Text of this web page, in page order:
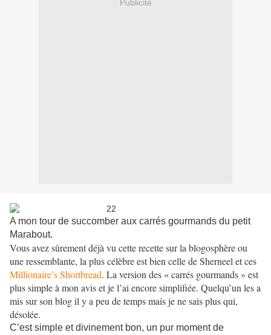
Publicité
A mon tour de succomber aux carrés gourmands du petit
Marabout.
Vous avez sûrement déjà vu cette recette sur la blogosphère ou
une ressemblante, la plus célèbre est bien celle de Sherneel et ces
Millionaire’s Shortbread. La version des « carrés gourmands » est
plus simple à mon avis et je l’ai encore simplifiée. Quelqu’un les a
mis sur son blog il y a peu de temps mais je ne sais plus qui,
désolée.
C’est simple et divinement bon, un pur moment de